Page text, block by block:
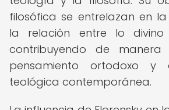
filosófica se entrelazan en
la relación entre lo
contribuyendo de manera
pensamiento ortodoxo
teológica contemporánea.